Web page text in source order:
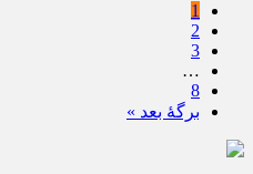
1
2
3
…
8
برگهٔ بعد »